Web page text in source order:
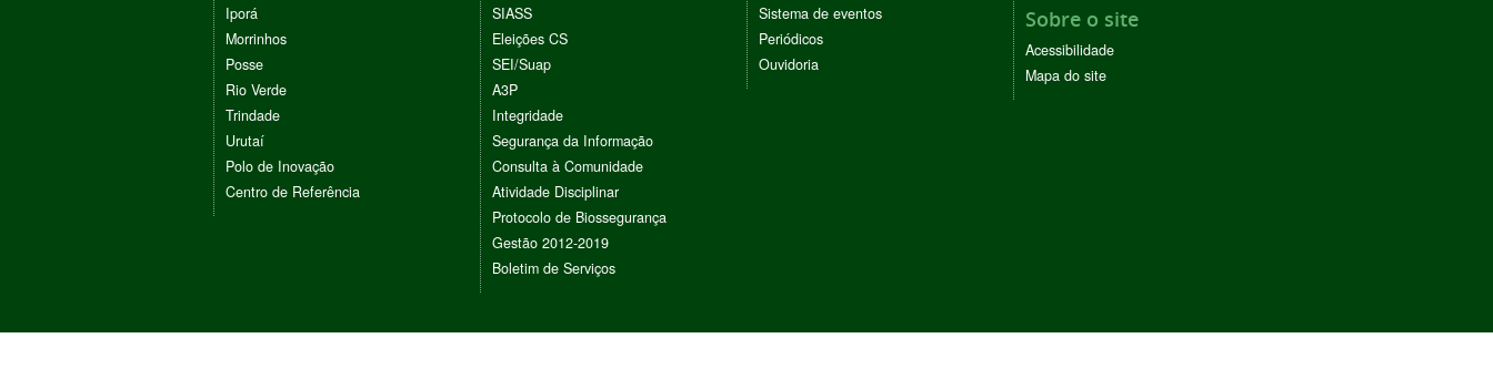
Iporá
Morrinhos
Posse
Rio Verde
Trindade
Urutaí
Polo de Inovação
Centro de Referência
SIASS
Eleições CS
SEI/Suap
A3P
Integridade
Segurança da Informação
Consulta à Comunidade
Atividade Disciplinar
Protocolo de Biossegurança
Gestão 2012-2019
Boletim de Serviços
Sistema de eventos
Periódicos
Ouvidoria
Sobre o site
Acessibilidade
Mapa do site